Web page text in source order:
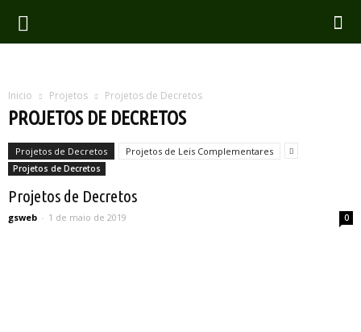
Inicio Projetos Projetos de Decretos
PROJETOS DE DECRETOS
Projetos de Decretos Projetos de Leis Complementares
Projetos de Decretos
Projetos de Decretos
gsweb - 1 de maio de 2019 0